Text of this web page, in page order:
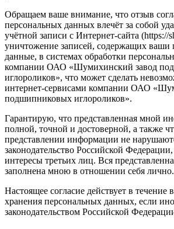
Обращаем ваше внимание, что отзыв
персональных данных влечёт за собой
учётной записи с Интернет-сайта (https://
уничтожение записей, содержащих ваши
данные, в системах обработки
компании ОАО «Шумихинский завод
иглороликов», что может сделать
интернет-сервисами компании ОАО
подшипниковых иглороликов».
Гарантирую, что представленная мной
полной, точной и достоверной, а также
представлении информации не
законодательство Российской
интересы третьих лиц. Вся
заполнена мною в отношении себя лично.
Настоящее согласие действует в течение
хранения персональных данных, если
законодательством Российской